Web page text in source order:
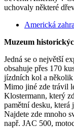
uchovaly některé
Americká
Muzeum
Jedná se o největší
obsahuje přes 170
jízdních kol a
Mimo jiné zde trávil
Klostermann, který
pamětní desku, která
Najdete zde mnoho
např. JAC 500,